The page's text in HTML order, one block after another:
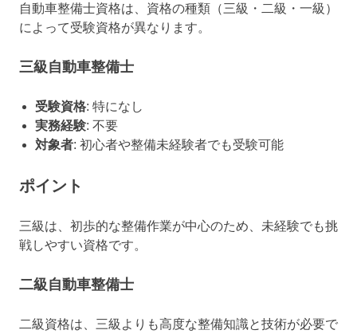
自動車整備士資格は、資格の種類（三級・二級・一級）
によって受験資格が異なります。
三級自動車整備士
受験資格: 特になし
実務経験: 不要
対象者: 初心者や整備未経験者でも受験可能
ポイント
三級は、初歩的な整備作業が中心のため、未経験でも挑
戦しやすい資格です。
二級自動車整備士
二級資格は、三級よりも高度な整備知識と技術が必要で